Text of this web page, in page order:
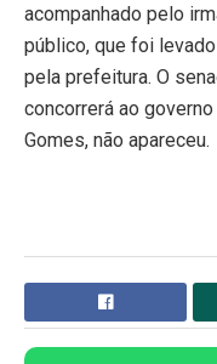
acompanhado pelo
público, que foi
pela prefeitura. O
concorrerá ao
Gomes, não apareceu.